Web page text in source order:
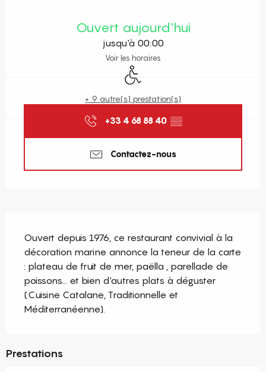
Ouvert aujourd'hui
jusqu'à 00:00
Voir les horaires
Accès handicapés
+ 9 autre(s) prestation(s)
+33 4 68 88 40 ▒▒
Contactez-nous
Ouvert depuis 1976, ce restaurant convivial à la
décoration marine annonce la teneur de la carte
: plateau de fruit de mer, paëlla , parellade de
poissons... et bien d'autres plats à déguster
(Cuisine Catalane, Traditionnelle et
Méditerranéenne).
Prestations